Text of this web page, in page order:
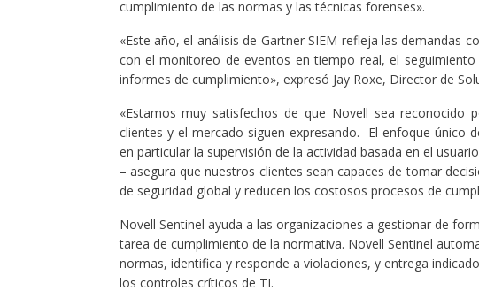
cumplimiento de las normas y las técnicas forenses».
«Este año, el análisis de Gartner SIEM refleja las demandas
con el monitoreo de eventos en tiempo real, el
informes de cumplimiento», expresó Jay Roxe, Director de
«Estamos muy satisfechos de que Novell sea
clientes y el mercado siguen expresando. El enfoque único
en particular la supervisión de la actividad basada en el
– asegura que nuestros clientes sean capaces de tomar
de seguridad global y reducen los costosos procesos de
Novell Sentinel ayuda a las organizaciones a gestionar de
tarea de cumplimiento de la normativa. Novell Sentinel
normas, identifica y responde a violaciones, y entrega
los controles críticos de TI.